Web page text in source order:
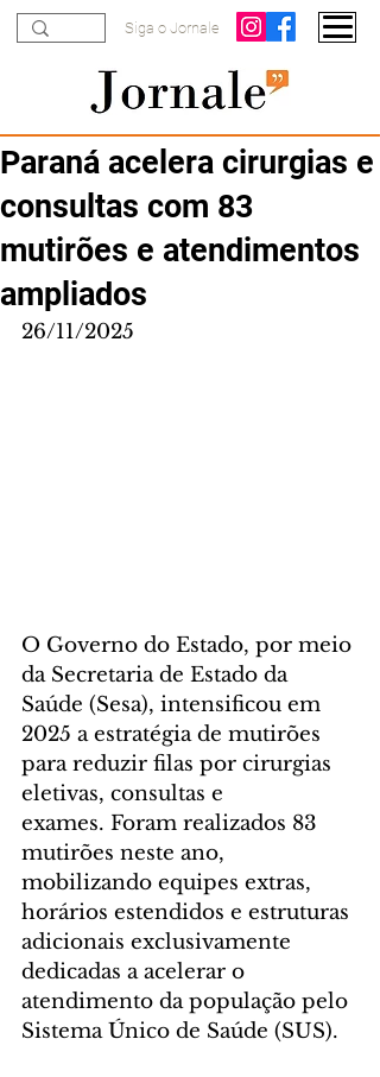
Siga o Jornale
Paraná acelera cirurgias e
consultas com 83
mutirões e atendimentos
ampliados
26/11/2025
O Governo do Estado, por meio
da Secretaria de Estado da
Saúde (Sesa), intensificou em
2025 a estratégia de mutirões
para reduzir filas por cirurgias
eletivas, consultas e
exames. Foram realizados 83
mutirões neste ano,
mobilizando equipes extras,
horários estendidos e estruturas
adicionais exclusivamente
dedicadas a acelerar o
atendimento da população pelo
Sistema Único de Saúde (SUS).